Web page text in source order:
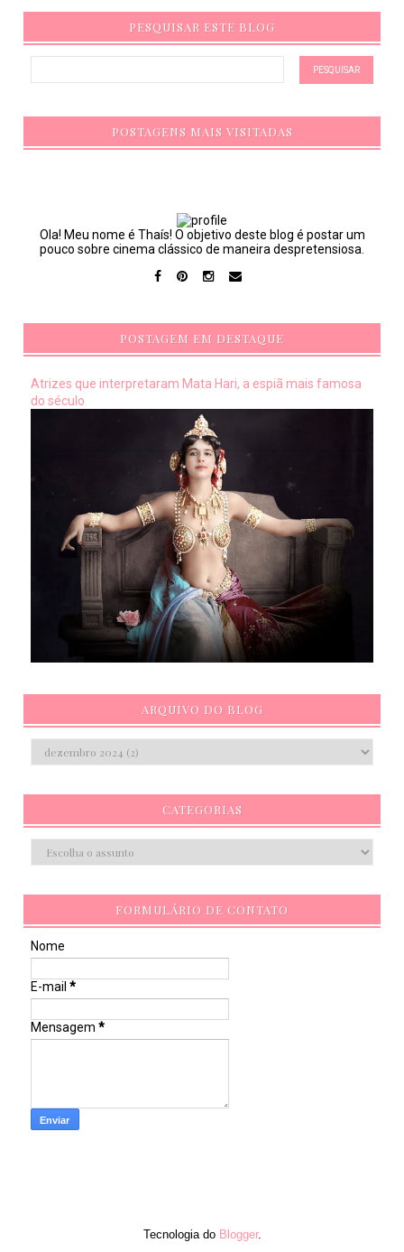
PESQUISAR ESTE BLOG
POSTAGENS MAIS VISITADAS
Ola! Meu nome é Thaís! O objetivo deste blog é postar um
pouco sobre cinema clássico de maneira despretensiosa.
POSTAGEM EM DESTAQUE
Atrizes que interpretaram Mata Hari, a espiã mais famosa
do século
ARQUIVO DO BLOG
CATEGORIAS
FORMULÁRIO DE CONTATO
Nome
E-mail *
Mensagem *
Tecnologia do Blogger.